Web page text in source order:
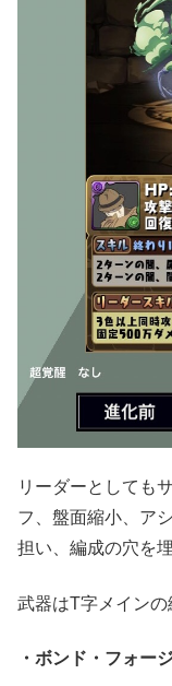
リーダーとしても
フ、盤面縮小、ア
担い、編成の穴を
武器はT字メインの
・ボンド・フォ